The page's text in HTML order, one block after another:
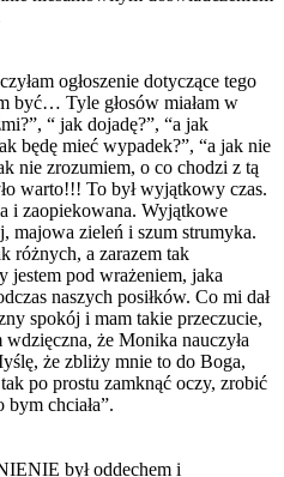
ogłoszenie dotyczące tego
być… Tyle głosów miałam w
“ jak dojadę?”, “a jak
będę mieć wypadek?”, “a jak nie
nie zrozumiem, o co chodzi z tą
warto!!! To był wyjątkowy czas.
i zaopiekowana. Wyjątkowe
majowa zieleń i szum strumyka.
różnych, a zarazem tak
jestem pod wrażeniem, jaka
naszych posiłków. Co mi dał
spokój i mam takie przeczucie,
że Monika nauczyła
że zbliży mnie to do Boga,
po prostu zamknąć oczy, zrobić
chciała”.
był oddechem i